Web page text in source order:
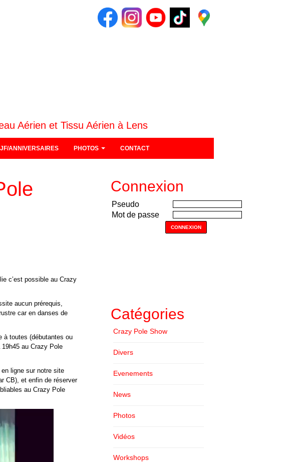
Aérien et Tissu Aérien à Lens
ANNIVERSAIRES PHOTOS CONTACT
c’est possible au Crazy
aucun prérequis,
car en danses de
à toutes (débutantes ou
au Crazy Pole
ligne sur notre site
CB), et enfin de réserver
au Crazy Pole
Connexion
Catégories
Crazy Pole Show
Divers
Evenements
News
Photos
Vidéos
Workshops